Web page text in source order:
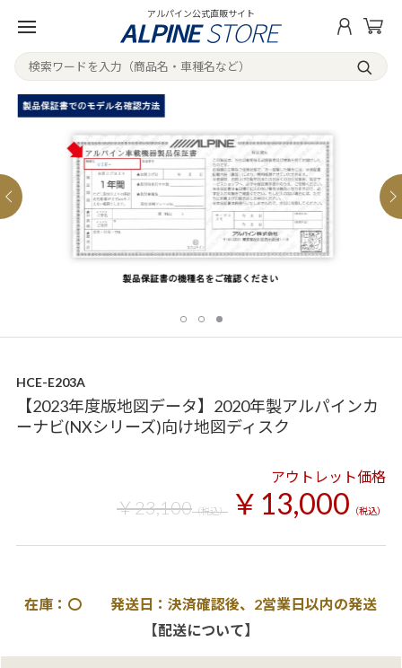
アルパイン公式直販サイト
HCE-E203A
【2023年度版地図データ】2020年製アルパインカ
ーナビ(NXシリーズ)向け地図ディスク
アウトレット価格
￥23,100（税込） ￥13,000 （税込）
在庫：〇 発送日：決済確認後、2営業日以内の発送
【配送について】